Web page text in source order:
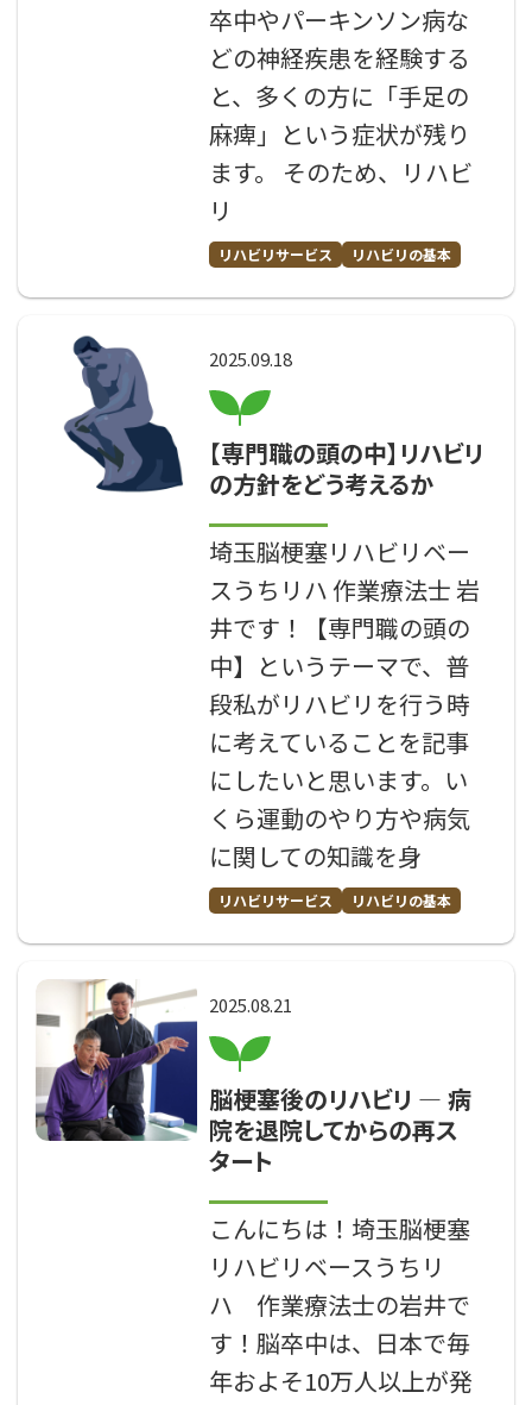
卒中やパーキンソン病な
どの神経疾患を経験する
と、多くの方に「手足の
麻痺」という症状が残り
ます。 そのため、リハビ
リ
リハビリサービス リハビリの基本
2025.09.18
【専門職の頭の中】リハビリ
の方針をどう考えるか
埼玉脳梗塞リハビリベー
スうちリハ 作業療法士 岩
井です！【専門職の頭の
中】というテーマで、普
段私がリハビリを行う時
に考えていることを記事
にしたいと思います。い
くら運動のやり方や病気
に関しての知識を身
リハビリサービス リハビリの基本
2025.08.21
脳梗塞後のリハビリ ― 病
院を退院してからの再ス
タート
こんにちは！埼玉脳梗塞
リハビリベースうちリ
ハ 作業療法士の岩井で
す！脳卒中は、日本で毎
年およそ10万人以上が発